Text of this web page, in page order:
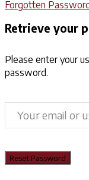
Forgotten
Retrieve your
Please enter your
password.